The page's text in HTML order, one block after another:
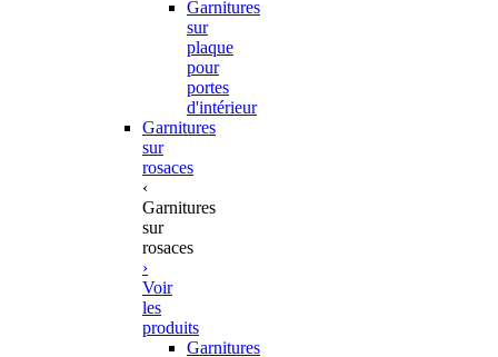
Garnitures
sur
plaque
pour
portes
d'intérieur
Garnitures
sur
rosaces
‹
Garnitures
sur
rosaces
›
Voir
les
produits
Garnitures